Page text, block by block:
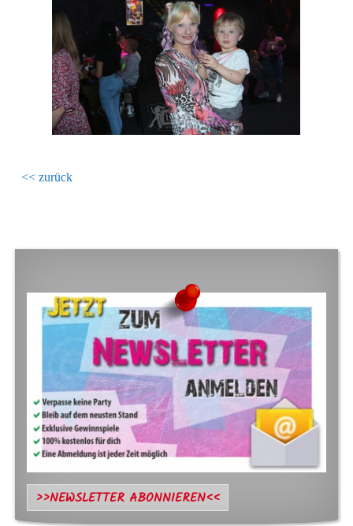
<< zurück
FOOTER SIDEBAR
>>NEWSLETTER ABONNIEREN<<